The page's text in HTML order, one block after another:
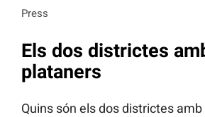
Press
Els dos districtes
plataners
Quins són els dos districtes